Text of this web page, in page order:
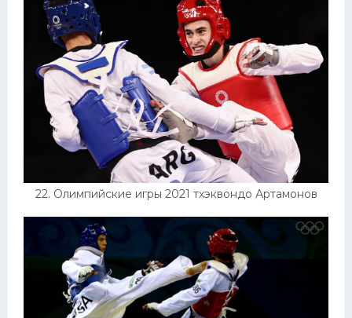
22. Олимпийские игры 2021 тхэквондо Артамонов